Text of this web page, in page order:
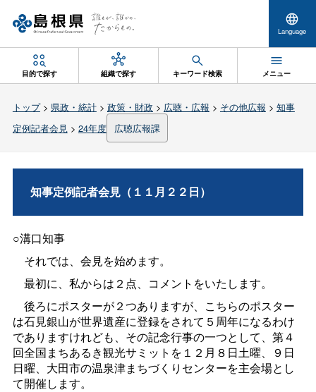
Language
目的で探す 組織で探す キーワード検索 メニュー
トップ> 県政・統計> 政策・財政 > 広聴・広報 > その他広報 > 知事
定例記者会見> 24年度 広聴広報課
知事定例記者会見（１１月２２日）
○溝口知事
それでは、会見を始めます。
最初に、私からは２点、コメントをいたします。
後ろにポスターが２つありますが、こちらのポスター
は石見銀山が世界遺産に登録をされて５周年になるわけ
でありますけれども、その記念行事の一つとして、第４
回全国まちあるき観光サミットを１２月８日土曜、９日
日曜、大田市の温泉津まちづくりセンターを主会場とし
て開催します。